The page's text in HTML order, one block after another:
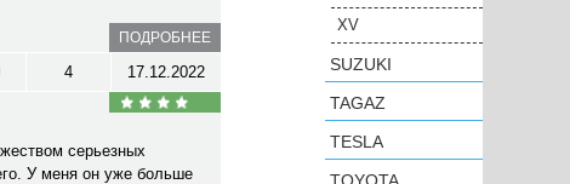
ПОДРОБНЕЕ
4 17.12.2022
серьезных
У меня он уже больше
XV
SUZUKI
TAGAZ
TESLA